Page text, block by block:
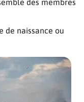
des membres
de naissance ou